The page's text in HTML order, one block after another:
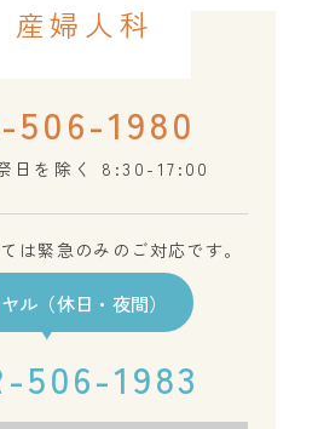
産婦人科
506-1980
日を除く 8:30-17:00
は緊急のみのご対応です。
ル（休日・夜間）
506-1983